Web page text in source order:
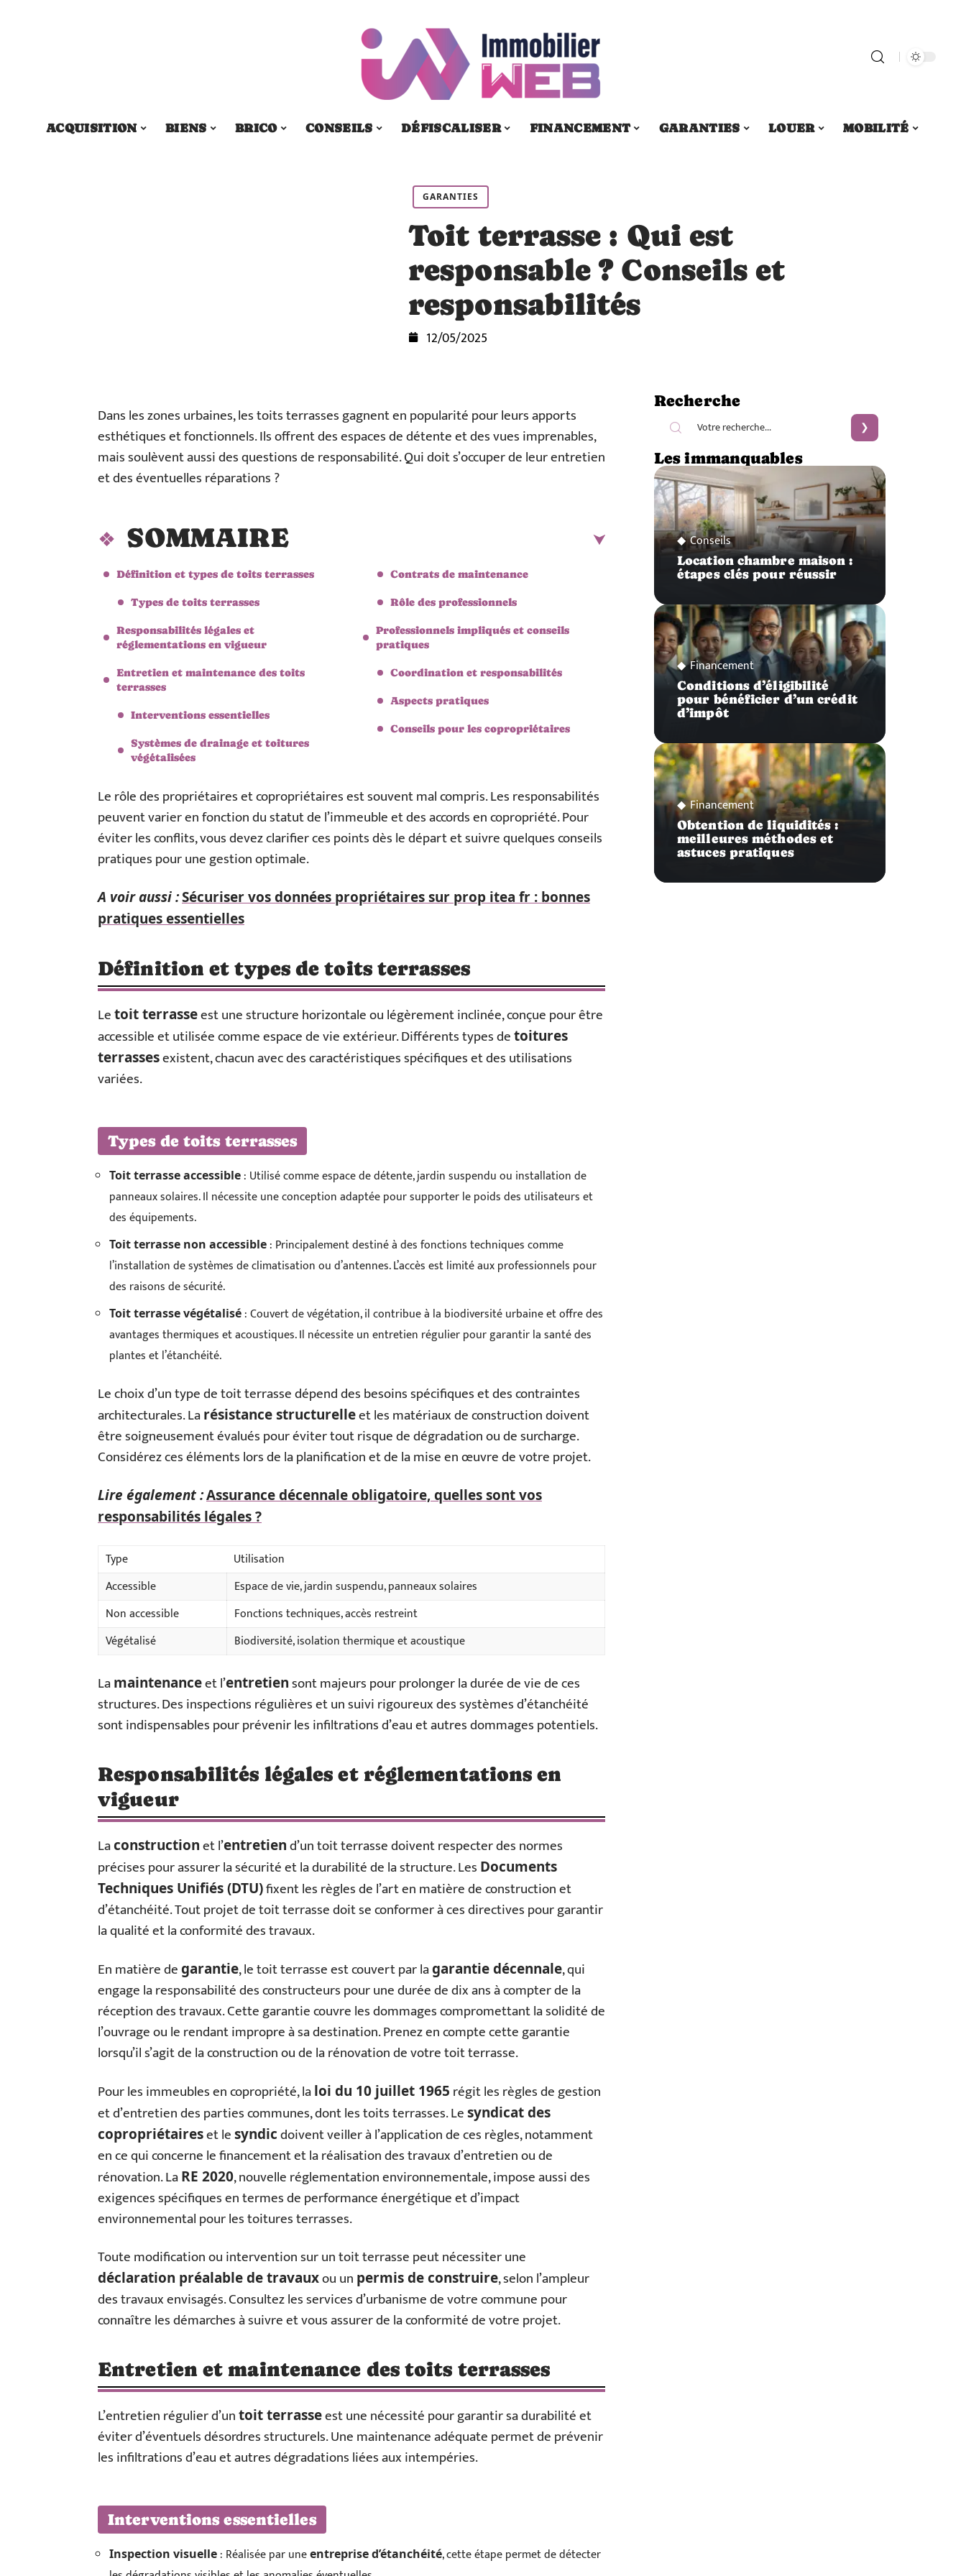
ACQUISITION BIENS BRICO CONSEILS DÉFISCALISER FINANCEMENT GARANTIES LOUER MOBILITÉ
GARANTIES
Toit terrasse : Qui est
responsable ? Conseils et
responsabilités
12/05/2025
Dans les zones urbaines, les toits terrasses gagnent en popularité pour leurs apports
esthétiques et fonctionnels. Ils offrent des espaces de détente et des vues imprenables,
mais soulèvent aussi des questions de responsabilité. Qui doit s’occuper de leur entretien
et des éventuelles réparations ?
SOMMAIRE
Définition et types de toits terrasses
Types de toits terrasses
Responsabilités légales et
réglementations en vigueur
Entretien et maintenance des toits
terrasses
Interventions essentielles
Systèmes de drainage et toitures
végétalisées
Contrats de maintenance
Rôle des professionnels
Professionnels impliqués et conseils
pratiques
Coordination et responsabilités
Aspects pratiques
Conseils pour les copropriétaires
Le rôle des propriétaires et copropriétaires est souvent mal compris. Les responsabilités
peuvent varier en fonction du statut de l’immeuble et des accords en copropriété. Pour
éviter les conflits, vous devez clarifier ces points dès le départ et suivre quelques conseils
pratiques pour une gestion optimale.
A voir aussi :Sécuriser vos données propriétaires sur prop itea fr : bonnes
pratiques essentielles
Définition et types de toits terrasses
Letoit terrasseest une structure horizontale ou légèrement inclinée, conçue pour être
accessible et utilisée comme espace de vie extérieur. Différents types detoitures
terrassesexistent, chacun avec des caractéristiques spécifiques et des utilisations
variées.
Types de toits terrasses
Toit terrasse accessible : Utilisé comme espace de détente, jardin suspendu ou installation de
panneaux solaires. Il nécessite une conception adaptée pour supporter le poids des utilisateurs et
des équipements.
Toit terrasse non accessible : Principalement destiné à des fonctions techniques comme
l’installation de systèmes de climatisation ou d’antennes. L’accès est limité aux professionnels pour
des raisons de sécurité.
Toit terrasse végétalisé : Couvert de végétation, il contribue à la biodiversité urbaine et offre des
avantages thermiques et acoustiques. Il nécessite un entretien régulier pour garantir la santé des
plantes et l’étanchéité.
Le choix d’un type de toit terrasse dépend des besoins spécifiques et des contraintes
architecturales. Larésistance structurelleet les matériaux de construction doivent
être soigneusement évalués pour éviter tout risque de dégradation ou de surcharge.
Considérez ces éléments lors de la planification et de la mise en œuvre de votre projet.
Lire également :Assurance décennale obligatoire, quelles sont vos
responsabilités légales ?
Type
Utilisation
Accessible
Espace de vie, jardin suspendu, panneaux solaires
Non accessible
Fonctions techniques, accès restreint
Végétalisé
Biodiversité, isolation thermique et acoustique
Lamaintenanceet l’entretiensont majeurs pour prolonger la durée de vie de ces
structures. Des inspections régulières et un suivi rigoureux des systèmes d’étanchéité
sont indispensables pour prévenir les infiltrations d’eau et autres dommages potentiels.
Responsabilités légales et réglementations en
vigueur
Laconstructionet l’entretiend’un toit terrasse doivent respecter des normes
précises pour assurer la sécurité et la durabilité de la structure. Les Documents
Techniques Unifiés (DTU)fixent les règles de l’art en matière de construction et
d’étanchéité. Tout projet de toit terrasse doit se conformer à ces directives pour garantir
la qualité et la conformité des travaux.
En matière degarantie, le toit terrasse est couvert par lagarantie décennale, qui
engage la responsabilité des constructeurs pour une durée de dix ans à compter de la
réception des travaux. Cette garantie couvre les dommages compromettant la solidité de
l’ouvrage ou le rendant impropre à sa destination. Prenez en compte cette garantie
lorsqu’il s’agit de la construction ou de la rénovation de votre toit terrasse.
Pour les immeubles en copropriété, laloi du 10 juillet 1965 régit les règles de gestion
et d’entretien des parties communes, dont les toits terrasses. Lesyndicat des
copropriétaireset lesyndicdoivent veiller à l’application de ces règles, notamment
en ce qui concerne le financement et la réalisation des travaux d’entretien ou de
rénovation. LaRE 2020, nouvelle réglementation environnementale, impose aussi des
exigences spécifiques en termes de performance énergétique et d’impact
environnemental pour les toitures terrasses.
Toute modification ou intervention sur un toit terrasse peut nécessiter une
déclaration préalable de travauxou un permis de construire, selon l’ampleur
des travaux envisagés. Consultez les services d’urbanisme de votre commune pour
connaître les démarches à suivre et vous assurer de la conformité de votre projet.
Entretien et maintenance des toits terrasses
L’entretien régulier d’untoit terrasseest une nécessité pour garantir sa durabilité et
éviter d’éventuels désordres structurels. Une maintenance adéquate permet de prévenir
les infiltrations d’eau et autres dégradations liées aux intempéries.
Interventions essentielles
Inspection visuelle : Réalisée par uneentreprise d’étanchéité, cette étape permet de détecter
Recherche
Les immanquables
Conseils
Location chambre maison :
étapes clés pour réussir
Financement
Conditions d’éligibilité
pour bénéficier d’un crédit
d’impôt
Financement
Obtention de liquidités :
meilleures méthodes et
astuces pratiques